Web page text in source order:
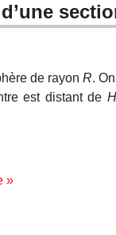
de rayon R.
est distant de H
»